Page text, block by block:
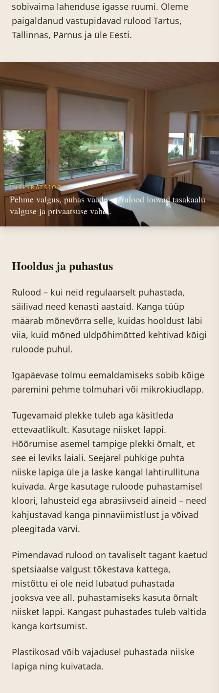
sobivaima lahenduse igasse ruumi. Oleme
paigaldanud vastupidavad rulood Tartus,
Tallinnas, Pärnus ja üle Eesti.
INSPIRATSIOON
Pehme valgus, puhas vaade — rulood loovad tasakaalu
valguse ja privaatsuse vahel.
Hooldus ja puhastus
Rulood – kui neid regulaarselt puhastada,
säilivad need kenasti aastaid. Kanga tüüp
määrab mõnevõrra selle, kuidas hooldust läbi
viia, kuid mõned üldpõhimõtted kehtivad kõigi
ruloode puhul.
Igapäevase tolmu eemaldamiseks sobib kõige
paremini pehme tolmuhari või mikrokiudlapp.
Tugevamaid plekke tuleb aga käsitleda
ettevaatlikult. Kasutage niisket lappi.
Hõõrumise asemel tampige plekki õrnalt, et
see ei leviks laiali. Seejärel pühkige puhta
niiske lapiga üle ja laske kangal lahtirullituna
kuivada. Ärge kasutage ruloode puhastamisel
kloori, lahusteid ega abrasiivseid aineid – need
kahjustavad kanga pinnaviimistlust ja võivad
pleegitada värvi.
Pimendavad rulood on tavaliselt tagant kaetud
spetsiaalse valgust tõkestava kattega,
mistõttu ei ole neid lubatud puhastada
jooksva vee all. puhastamiseks kasuta õrnalt
niisket lappi. Kangast puhastades tuleb vältida
kanga kortsumist.
Plastikosad võib vajadusel puhastada niiske
lapiga ning kuivatada.